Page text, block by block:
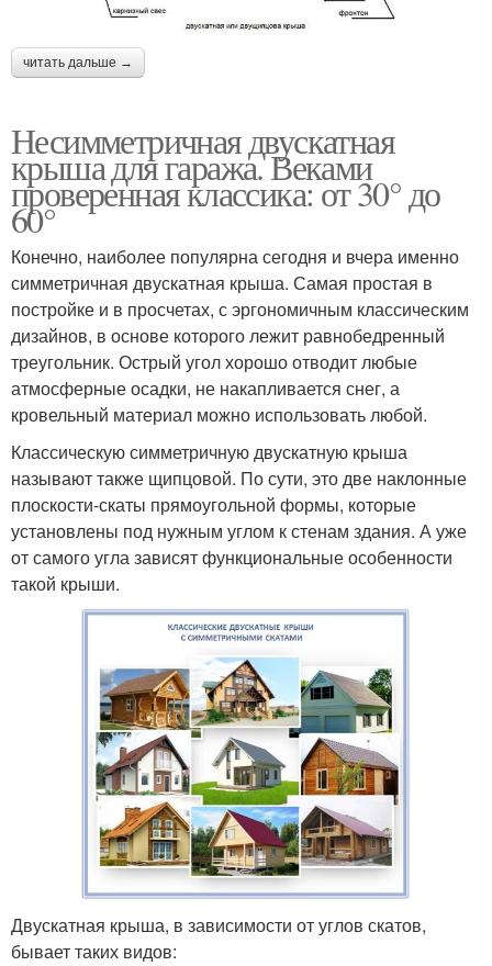
читать дальше →
Несимметричная двускатная
крыша для гаража. Веками
проверенная классика: от 30° до
60°
Конечно, наиболее популярна сегодня и вчера именно
симметричная двускатная крыша. Самая простая в
постройке и в просчетах, с эргономичным классическим
дизайнов, в основе которого лежит равнобедренный
треугольник. Острый угол хорошо отводит любые
атмосферные осадки, не накапливается снег, а
кровельный материал можно использовать любой.
Классическую симметричную двускатную крыша
называют также щипцовой. По сути, это две наклонные
плоскости-скаты прямоугольной формы, которые
установлены под нужным углом к стенам здания. А уже
от самого угла зависят функциональные особенности
такой крыши.
Двускатная крыша, в зависимости от углов скатов,
бывает таких видов: